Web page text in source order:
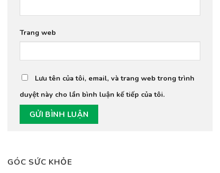
GÓC SỨC KHỎE
Trang web
Lưu tên của tôi, email, và trang web trong trình
duyệt này cho lần bình luận kế tiếp của tôi.